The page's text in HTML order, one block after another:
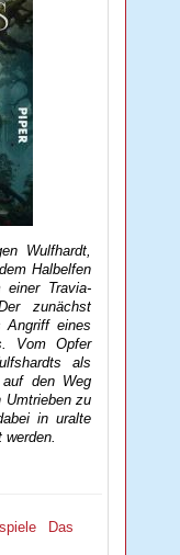
Wulfhardt,
Halbelfen
Travia-
zunächst
Angriff eines
Vom Opfer
als
den Weg
Umtrieben zu
in uralte
Das